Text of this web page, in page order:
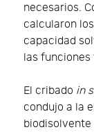
necesarios.
calcularon
capacidad
las funciones
El cribado in
condujo a la